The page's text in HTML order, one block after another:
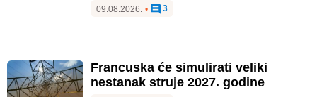
09.08.2026. • 3
Francuska će simulirati veliki
nestanak struje 2027. godine